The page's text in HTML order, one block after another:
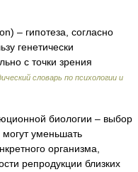
– гипотеза, согласно
генетически
с точки зрения
словарь по психологии и
биологии – выбор
могут уменьшать
организма,
репродукции близких